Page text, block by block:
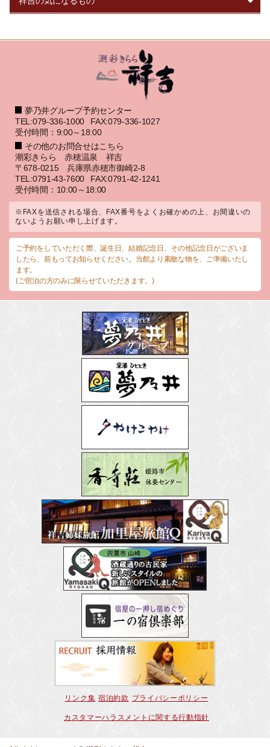
夢乃井グループ予約センター
TEL:079-336-1000
FAX:079-336-1027
受付時間：9:00～18:00
その他のお問合せはこちら
潮彩きらら 赤穂温泉 祥吉
〒678-0215 兵庫県赤穂市御崎2-8
TEL:0791-43-7600
FAX:0791-42-1241
受付時間：10:00～18:00
※FAXを送信される場合、FAX番号をよくお確かめの上、お間違いの
ないようお願い申し上げます。
ご予約をしていただく際、誕生日、結婚記念日、その他記念日がございま
したら、前もってお知らせください。当館より素敵な物を、ご準備いたし
ます。
(ご宿泊の方のみに限らせていただきます。)
リンク集 宿泊約款 プライバシーポリシー
カスタマーハラスメントに関する行動指針